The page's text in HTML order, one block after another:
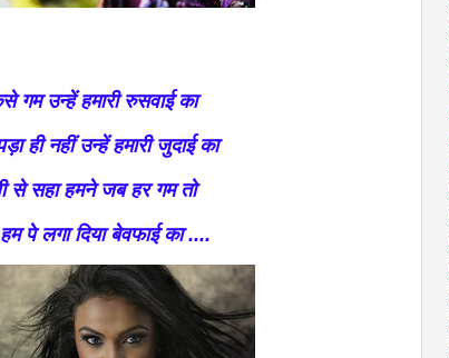
गम उन्हें हमारी रुसवाई का
ही नहीं उन्हें हमारी जुदाई का
से सहा हमने जब हर गम तो
पे लगा दिया बेवफाई का ....